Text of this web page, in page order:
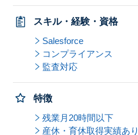
スキル・経験・資格
Salesforce
コンプライアンス
監査対応
特徴
残業月20時間以下
産休・育休取得実績あり